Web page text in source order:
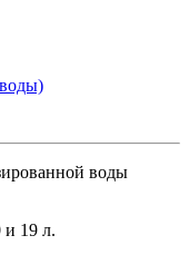
воды
и 19 л.